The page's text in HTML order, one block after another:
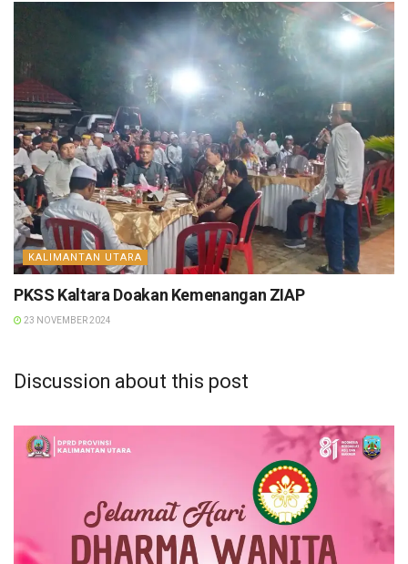
KALIMANTAN UTARA
PKSS Kaltara Doakan Kemenangan ZIAP
23 NOVEMBER 2024
Discussion about this post